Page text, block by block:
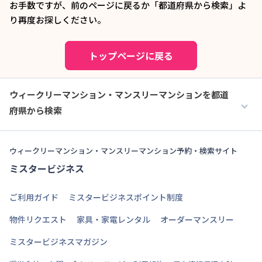
お手数ですが、前のページに戻るか「都道府県から検索」よ
り再度お探しください。
トップページに戻る
ウィークリーマンション・マンスリーマンションを都道
府県から検索
ウィークリーマンション・マンスリーマンション予約・検索サイト
ミスタービジネス
ご利用ガイド
ミスタービジネスポイント制度
物件リクエスト
家具・家電レンタル
オーダーマンスリー
ミスタービジネスマガジン